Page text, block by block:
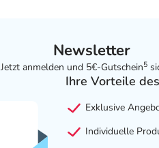
Newsletter
Jetzt anmelden und 5€-Gutschein5
Ihre Vorteile
Exklusive
Individuelle